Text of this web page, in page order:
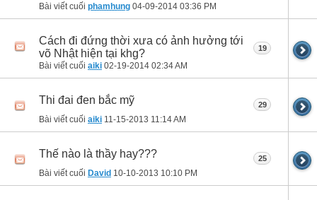
Bài viết cuối phamhung 04-09-2014 03:36 PM
Cách đi đứng thời xưa có ảnh hưởng tới
võ Nhật hiện tại khg?
Bài viết cuối aiki 02-19-2014 02:34 AM
19
Thi đai đen bắc mỹ
Bài viết cuối aiki 11-15-2013 11:14 AM
29
Thế nào là thầy hay???
Bài viết cuối David 10-10-2013 10:10 PM
25